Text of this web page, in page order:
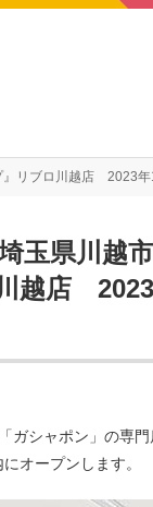
リブロ川越店 2023年
玉県川越
越店
シャポン」の専
オープンします。